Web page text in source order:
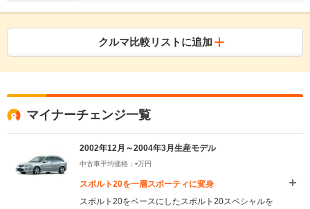
クルマ比較リストに追加
マイナーチェンジ一覧
2002年12月～2004年3月生産モデル
中古車平均価格： -万円
スポルト20を一層スポーティに変身
スポルト20をベースにしたスポルト20スペシャルを